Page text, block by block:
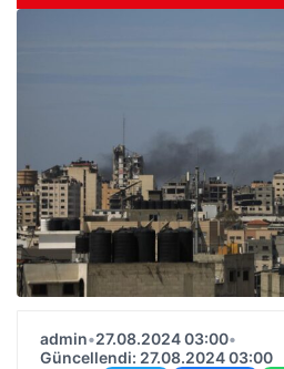
admin•27.08.2024 03:00•
Güncellendi: 27.08.2024 03:00